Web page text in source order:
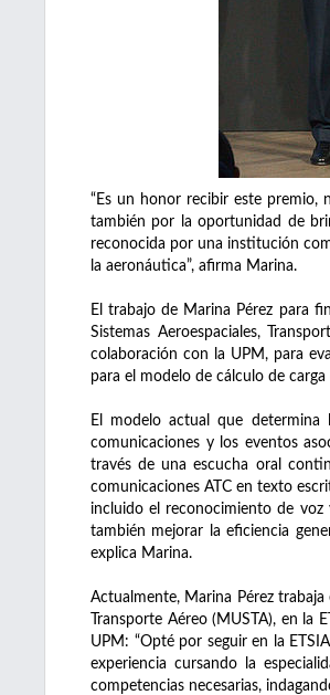
“Es un honor recibir este premio,
también por la oportunidad de
reconocida por una institución
la aeronáutica”, afirma Marina.
El trabajo de Marina Pérez para
Sistemas Aeroespaciales,
colaboración con la UPM, para
para el modelo de cálculo de
El modelo actual que determina
comunicaciones y los eventos
través de una escucha oral
comunicaciones ATC en texto
incluido el reconocimiento de
también mejorar la eficiencia
explica Marina.
Actualmente, Marina Pérez
Transporte Aéreo (MUSTA), en la
UPM: “Opté por seguir en la
experiencia cursando la
competencias necesarias,